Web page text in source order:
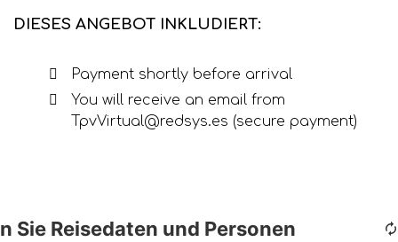
DIESES ANGEBOT INKLUDIERT:
Payment shortly before arrival
You will receive an email from
TpvVirtual@redsys.es (secure payment)
Sie Reisedaten und Personen